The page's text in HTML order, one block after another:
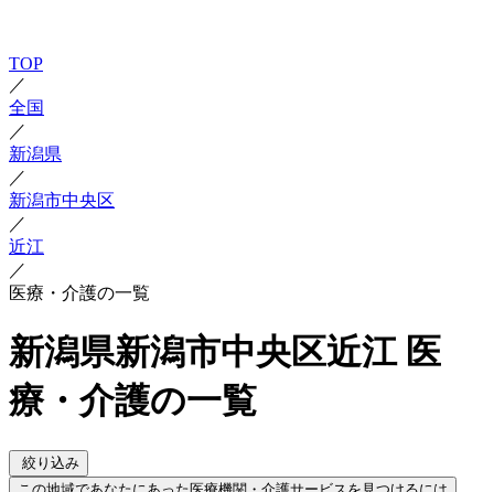
TOP
／
全国
／
新潟県
／
新潟市中央区
／
近江
／
医療・介護の一覧
新潟県新潟市中央区近江 医
療・介護の一覧
絞り込み